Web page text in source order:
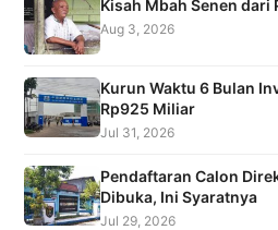
Kisah Mbah Senen dari
Aug 3, 2026
Kurun Waktu 6 Bulan
Rp925 Miliar
Jul 31, 2026
Pendaftaran Calon
Dibuka, Ini Syaratnya
Jul 29, 2026